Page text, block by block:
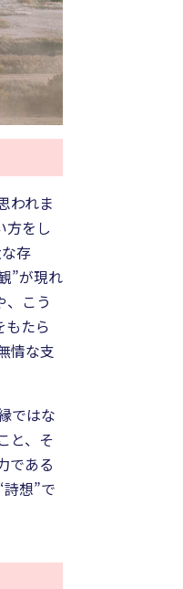
われま
方をし
存
”が現れ
、こう
もたら
情な支
ではな
と、そ
である
想”で